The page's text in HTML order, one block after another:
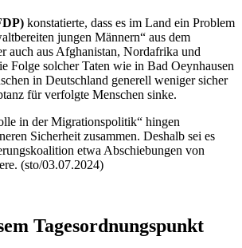
konstatierte, dass es im Land ein Problem
jungen Männern“ aus dem
auch aus Afghanistan, Nordafrika und
Folge solcher Taten wie in Bad Oeynhausen
in Deutschland generell weniger sicher
für verfolgte Menschen sinke.
in der Migrationspolitik“ hingen
Sicherheit zusammen. Deshalb sei es
etwa Abschiebungen von
(sto/03.07.2024)
Tagesordnungspunkt